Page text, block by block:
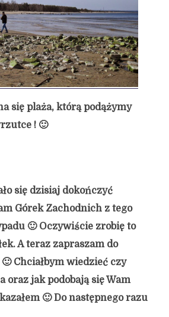
się plaża, którą podążymy
! 🙂
się dzisiaj dokończyć
Górek Zachodnich z tego
🙂 Oczywiście zrobię to
A teraz zapraszam do
Chciałbym wiedzieć czy
oraz jak podobają się Wam
🙂 Do następnego razu